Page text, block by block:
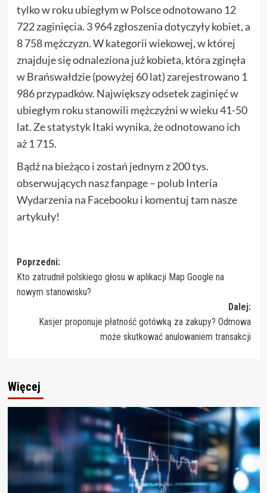
tylko w roku ubiegłym w Polsce odnotowano 12
722 zaginięcia. 3 964 zgłoszenia dotyczyły kobiet, a
8 758 mężczyzn. W kategorii wiekowej, w której
znajduje się odnaleziona już kobieta, która zginęła
w Brańswałdzie (powyżej 60 lat) zarejestrowano 1
986 przypadków. Największy odsetek zaginięć w
ubiegłym roku stanowili mężczyźni w wieku 41-50
lat. Ze statystyk Itaki wynika, że odnotowano ich
aż 1 715.
Bądź na bieżąco i zostań jednym z 200 tys.
obserwujących nasz fanpage – polub Interia
Wydarzenia na Facebooku i komentuj tam nasze
artykuły!
Zobacz
wpisy
Poprzedni:
Kto zatrudnił polskiego głosu w aplikacji Map Google na
nowym stanowisku?
Dalej:
Kasjer proponuje płatność gotówką za zakupy? Odmowa
może skutkować anulowaniem transakcji
Więcej